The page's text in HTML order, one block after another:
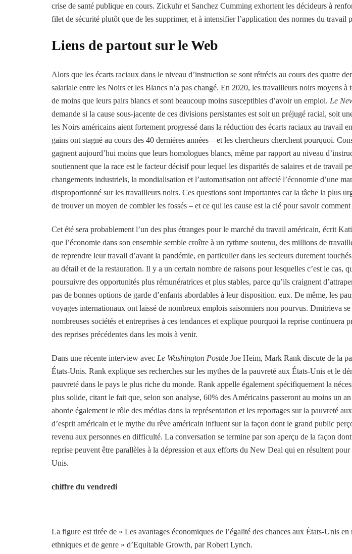
crise de santé publique en cours. Zickuhr et Sanchez Cumming exhortent les décideurs à
filet de sécurité plutôt que de les supprimer, et à intensifier l’application des normes du travail
Liens de partout sur le Web
Alors que les écarts raciaux dans le niveau d’instruction se sont rétrécis au cours des quatre
salariale entre les Noirs et les Blancs n’a pas changé. En 2020, les travailleurs noirs moyens
de moins que leurs pairs blancs et sont beaucoup moins susceptibles d’avoir un emploi. Le
demande si la cause sous-jacente de ces divisions persistantes est soit un préjugé racial, soit
les Noirs américains aient fortement progressé dans la réduction des écarts raciaux au travail
gains ont stagné au cours des 40 dernières années – et les chercheurs cherchent pourquoi.
gagnent aujourd’hui moins que leurs homologues blancs, même par rapport au niveau
soutiennent que la race est le facteur décisif pour lequel les disparités de salaires et de travail
changements industriels, la mondialisation et l’automatisation ont affecté l’économie d’une
disproportionné sur les travailleurs noirs. Ces questions sont importantes car la tâche la plus
de trouver un moyen de combler les fossés – et ce qui les cause est la clé pour savoir comment
Cet été sera probablement l’un des plus étranges pour le marché du travail américain, écrit
que l’économie dans son ensemble semble croître à un rythme soutenu, des millions de
de reprendre leur travail d’avant la pandémie, en particulier dans les secteurs durement
au détail et de la restauration. Il y a un certain nombre de raisons pour lesquelles c’est le cas,
poursuivre des opportunités plus rémunératrices et plus stables, parce qu’ils craignent
pas de bonnes options de garde d’enfants abordables à leur disposition. eux. De même, les
voyages internationaux ont laissé de nombreux emplois saisonniers non pourvus. Dmitrieva se
nombreuses sociétés et entreprises à ces tendances et explique pourquoi la reprise continuera
des reprises précédentes dans les mois à venir.
Dans une récente interview avec Le Washington Postde Joe Heim, Mark Rank discute de la
États-Unis. Rank explique ses recherches sur les mythes de la pauvreté aux États-Unis et le
pauvreté dans le pays le plus riche du monde. Rank appelle également spécifiquement la
plus solide, citant le fait que, selon son analyse, 60% des Américains passeront au moins un
aborde également le rôle des médias dans la représentation et les reportages sur la pauvreté
d’esprit américain et le mythe du rêve américain influent sur la façon dont le grand public
revenu aux personnes en difficulté. La conversation se termine par son aperçu de la façon
reprise peuvent être parallèles à la dépression et aux efforts du New Deal qui en résultent
Unis.
chiffre du vendredi
La figure est tirée de « Les avantages économiques de l’égalité des chances aux États-Unis
ethniques et de genre » d’Equitable Growth, par Robert Lynch.